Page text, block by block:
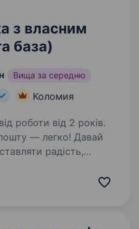
з власним
база)
Вища за середню
Коломия
роботи від 2 років.
— легко! Давай
радість,
із